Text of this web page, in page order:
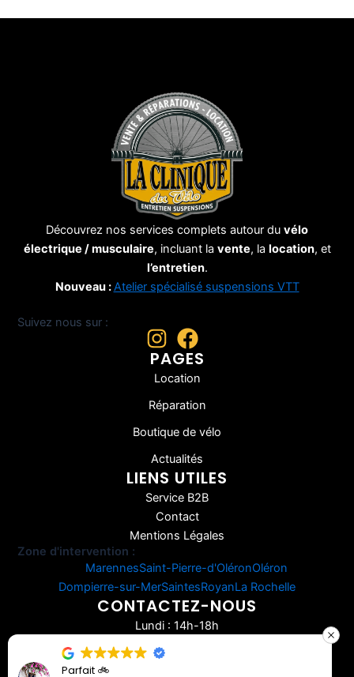
Découvrez nos services complets autour du vélo
électrique / musculaire, incluant la vente, la location, et
l’entretien.
Nouveau :Atelier spécialisé suspensions VTT
Suivez nous sur :
PAGES
Location
Réparation
Boutique de vélo
Actualités
LIENS UTILES
Service B2B
Contact
Mentions Légales
Zone d'intervention :
MarennesSaint-Pierre-d'OléronOléron
Dompierre-sur-MerSaintesRoyanLa Rochelle
CONTACTEZ-NOUS
Lundi : 14h-18h
Mardi-Vendredi : 8h-12h30 / 14h-18h
Samedi : 9h-12h